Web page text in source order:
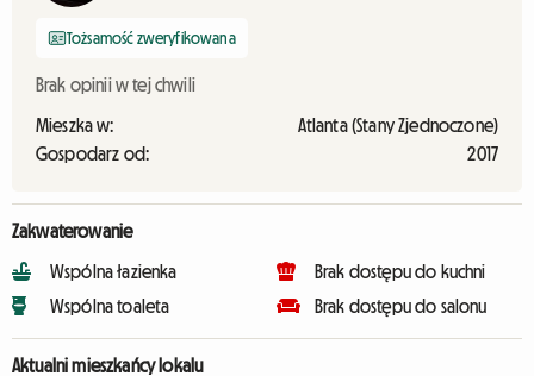
Tożsamość zweryfikowana
Brak opinii w tej chwili
Mieszka w:
Atlanta (Stany Zjednoczone)
Gospodarz od:
2017
Zakwaterowanie
Wspólna łazienka
Wspólna toaleta
Brak dostępu do kuchni
Brak dostępu do salonu
Aktualni mieszkańcy lokalu